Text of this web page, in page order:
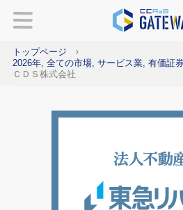
トップページ
2026年, 全ての市場, サービス業, 有価証
ＣＤＳ株式会社